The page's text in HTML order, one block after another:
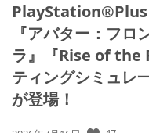
PlayStation®Plus
『アバター：フロ
ラ』『Rise of the
ティングシミュ
が登場！